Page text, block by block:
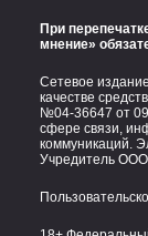
При
мнение»
Сетевое
качестве
№04-36647 от
сфере связи,
коммуникаций.
Учредитель